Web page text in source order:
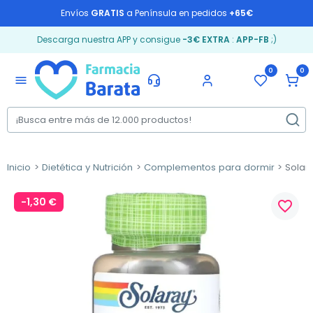
Envíos GRATIS a Península en pedidos +65€
Descarga nuestra APP y consigue -3€ EXTRA: APP-FB ;)
menu
0 0
Inicio Dietética y Nutrición Complementos para dormir
-1,30 € favorite_border